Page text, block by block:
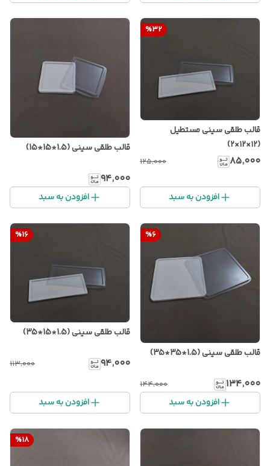
%32
قالب طلقی سینی مستطیل
(۱۲×۱۲×۲)
۸۵٬۰۰۰ ۱۲۵٬۰۰۰
افزودن به سبد
قالب طلقی سینی (1.5*15*15)
۹۴٬۰۰۰
افزودن به سبد
%6
قالب طلقی سینی (1.5*35*35)
۱۳۴٬۰۰۰ ۱۴۴٬۰۰۰
افزودن به سبد
%16
قالب طلقی سینی (1.5*15*35)
۹۴٬۰۰۰ ۱۱۳٬۰۰۰
افزودن به سبد
%18